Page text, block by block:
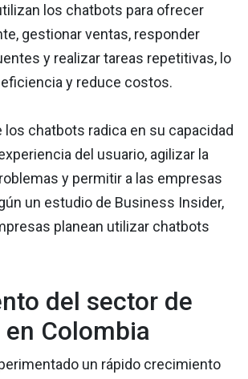
los chatbots para ofrecer
gestionar ventas, responder
y realizar tareas repetitivas, lo
y reduce costos.
los chatbots radica en su capacidad
del usuario, agilizar la
y permitir a las empresas
un estudio de Business Insider,
planean utilizar chatbots
del sector de
Colombia
un rápido crecimiento